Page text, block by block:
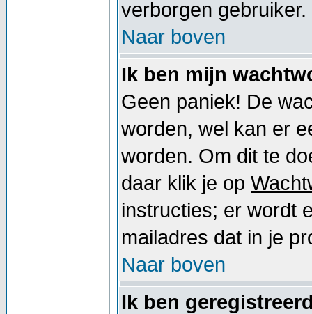
verborgen gebruiker.
Naar boven
Ik ben mijn
Geen paniek! De
worden, wel kan er
worden. Om dit te
daar klik je op
instructies; er wordt
mailadres dat in je
Naar boven
Ik ben